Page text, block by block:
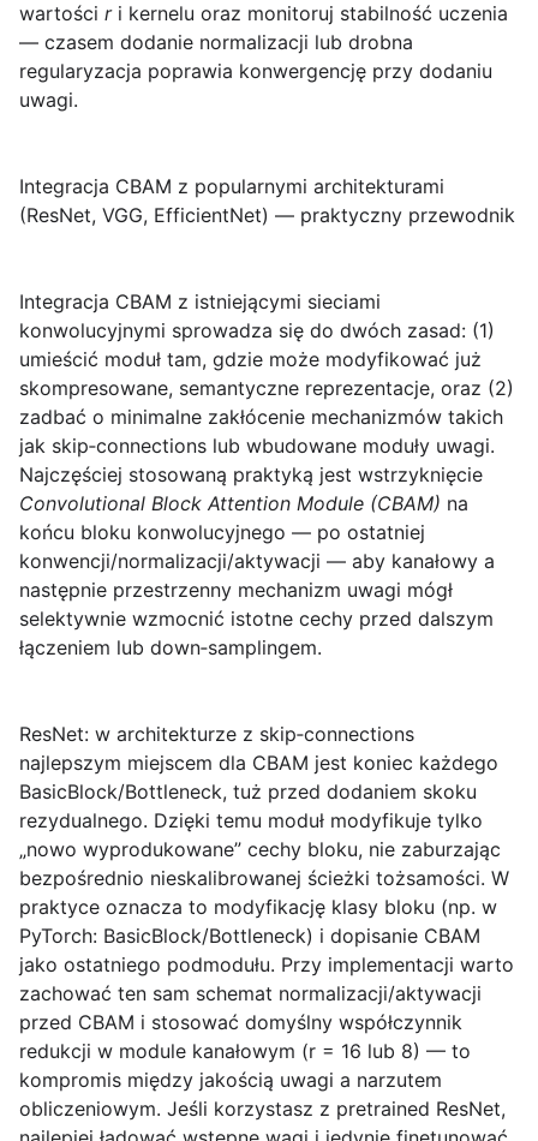
wartości ri kernelu oraz monitoruj stabilność uczenia
— czasem dodanie normalizacji lub drobna
regularyzacja poprawia konwergencję przy dodaniu
uwagi.
Integracja CBAM z popularnymi architekturami
(ResNet, VGG, EfficientNet) — praktyczny przewodnik
Integracja CBAM z istniejącymi sieciami
konwolucyjnymi sprowadza się do dwóch zasad: (1)
umieścić moduł tam, gdzie może modyfikować już
skompresowane, semantyczne reprezentacje, oraz (2)
zadbać o minimalne zakłócenie mechanizmów takich
jak skip‑connections lub wbudowane moduły uwagi.
Najczęściej stosowaną praktyką jest wstrzyknięcie
Convolutional Block Attention Module (CBAM) na
końcu bloku konwolucyjnego — po ostatniej
konwencji/normalizacji/aktywacji — aby kanałowy a
następnie przestrzenny mechanizm uwagi mógł
selektywnie wzmocnić istotne cechy przed dalszym
łączeniem lub down‑samplingem.
ResNet: w architekturze z skip‑connections
najlepszym miejscem dla CBAM jest koniec każdego
BasicBlock/Bottleneck, tuż przed dodaniem skoku
rezydualnego. Dzięki temu moduł modyfikuje tylko
„nowo wyprodukowane” cechy bloku, nie zaburzając
bezpośrednio nieskalibrowanej ścieżki tożsamości. W
praktyce oznacza to modyfikację klasy bloku (np. w
PyTorch: BasicBlock/Bottleneck) i dopisanie CBAM
jako ostatniego podmodułu. Przy implementacji warto
zachować ten sam schemat normalizacji/aktywacji
przed CBAM i stosować domyślny współczynnik
redukcji w module kanałowym (r = 16 lub 8) — to
kompromis między jakością uwagi a narzutem
obliczeniowym. Jeśli korzystasz z pretrained ResNet,